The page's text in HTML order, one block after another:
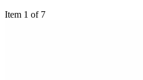
Item 1 of 7